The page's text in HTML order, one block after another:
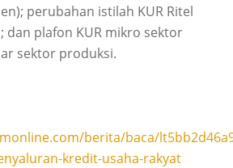
perubahan istilah KUR Ritel
dan plafon KUR mikro sektor
sektor produksi.
berita/baca/
kredit-usaha-rakyat